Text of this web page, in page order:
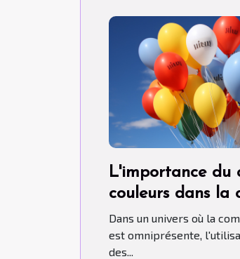
L'importance du
couleurs dans la
de ballons
Dans un univers où la
est omniprésente,
des...